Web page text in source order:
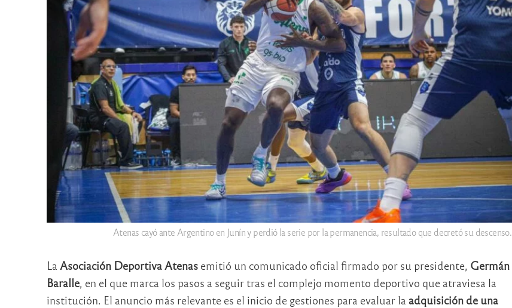
Atenas cayó ante Argentino en Junín y perdió la serie por la permanencia, resultado que decretó su descenso.
La Asociación Deportiva Atenasemitió un comunicado oficial firmado por su presidente, Germán
Baralle, en el que marca los pasos a seguir tras el complejo momento deportivo que atraviesa la
institución. El anuncio más relevante es el inicio de gestiones para evaluar la adquisición de una